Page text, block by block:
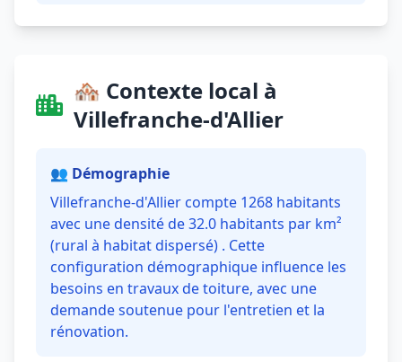
🏘️ Contexte local à
Villefranche-d'Allier
👥 Démographie
Villefranche-d'Allier compte 1268 habitants
avec une densité de 32.0 habitants par km²
(rural à habitat dispersé) . Cette
configuration démographique influence les
besoins en travaux de toiture, avec une
demande soutenue pour l'entretien et la
rénovation.